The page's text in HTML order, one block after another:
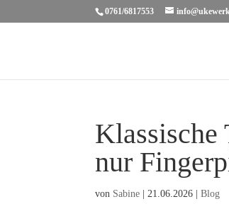
0761/6817553
Klassische
nur
von Sabine |21.06.2026 |Blog